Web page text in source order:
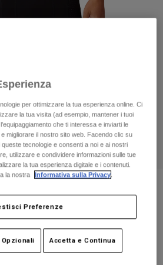
PLAY
40% OFF
per ottimizzare la tua esperienza online. Ci
la tua visita (ad esempio, mantener i tuoi
che ti interessa e inviarti le
migliorare il nostro sito web. Facendo clic su
tecnologie e consenti a noi e ai nostri
utilizzare e condividere informazioni sulle tue
la tua esperienza digitale e i contenuti.
la nostra
Informativa sulla Privacy
Preferenze
Accetta e Continua